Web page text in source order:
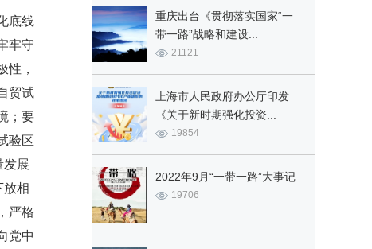
底线
牢守
性，
贸试
；要
验区
发展
放相
严格
党中
重庆出台《贯彻落实国家“一
带一路”战略和建设...
21121
上海市人民政府办公厅印发
《关于新时期强化投资...
19854
2022年9月“一带一路”大事记
19706